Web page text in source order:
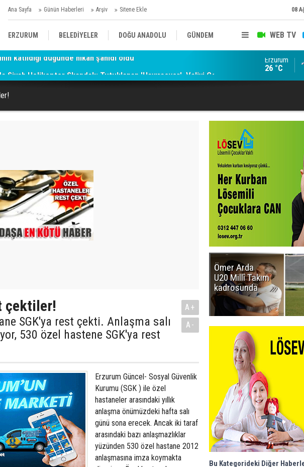
Ana Sayfa Günün Haberleri Arşiv Sitene Ekle 08
WEB TV
ERZURUM BELEDİYELER DOĞU ANADOLU GÜNDEM
SİYASET AFAD/ SAVAŞ
Siyah Helikopter Skandalı: Tutuklanan 'Hayırsever', Valiyi Geçemedi! Ömer
Erzurum
26 °C
çektiler!
SGK'ya rest çekti. Anlaşma salı
530 özel hastene SGK'ya rest
A+
A-
Erzurum Güncel- Sosyal Güvenlik
Kurumu (SGK ) ile özel
hastaneler arasındaki yıllık
anlaşma önümüzdeki hafta salı
günü sona erecek. Ancak iki taraf
arasındaki bazı anlaşmazlıklar
yüzünden 530 özel hastane 2012
anlaşmasına imza koymakta
Ömer Arda
U20 Millî Takım
kadrosunda
Bu Kategorideki Diğer